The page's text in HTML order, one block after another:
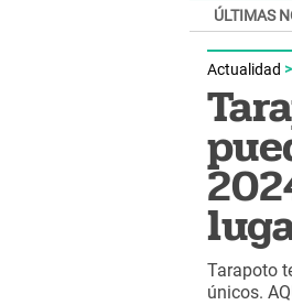
ÚLTIMAS
Actualidad
Tarapoto
únicos.